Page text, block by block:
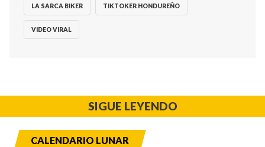
LA SARCA BIKER TIKTOKER HONDUREÑO
VIDEO VIRAL
SIGUE LEYENDO
CALENDARIO LUNAR